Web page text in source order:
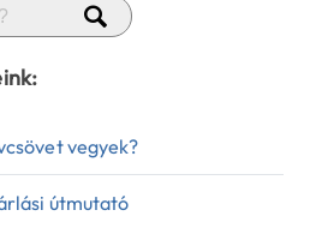
vegyek?
útmutató